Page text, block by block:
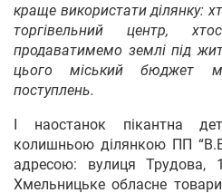
краще використати ділянку:
торгівельний центр,
продаватимемо землі під
цього міський бюджет
поступлень.
І наостанок пікантна
колишньою ділянкою ПП
адресою: вулиця Трудова,
Хмельницьке обласне